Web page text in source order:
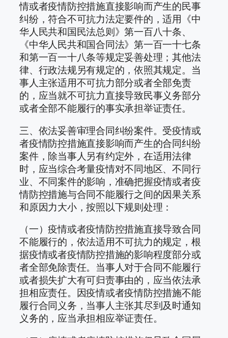
情或者疫情防控措施直接影响而产生的民事
纠纷，符合不可抗力法定要件的，适用《中
华人民共和国民法总则》第一百八十条、
《中华人民共和国合同法》第一百一十七条
和第一百一十八条等规定妥善处理；其他法
律、行政法规另有规定的，依照其规定。当
事人主张适用不可抗力部分或者全部免责
的，应当就不可抗力直接导致民事义务部分
或者全部不能履行的事实承担举证责任。
三、依法妥善审理合同纠纷案件。受疫情或
者疫情防控措施直接影响而产生的合同纠纷
案件，除当事人另有约定外，在适用法律
时，应当综合考量疫情对不同地区、不同行
业、不同案件的影响，准确把握疫情或者疫
情防控措施与合同不能履行之间的因果关系
和原因力大小，按照以下规则处理：
（一）疫情或者疫情防控措施直接导致合同
不能履行的，依法适用不可抗力的规定，根
据疫情或者疫情防控措施的影响程度部分或
者全部免除责任。当事人对于合同不能履行
或者损失扩大有可归责事由的，应当依法承
担相应责任。因疫情或者疫情防控措施不能
履行合同义务，当事人主张其尽到及时通知
义务的，应当承担相应举证责任。